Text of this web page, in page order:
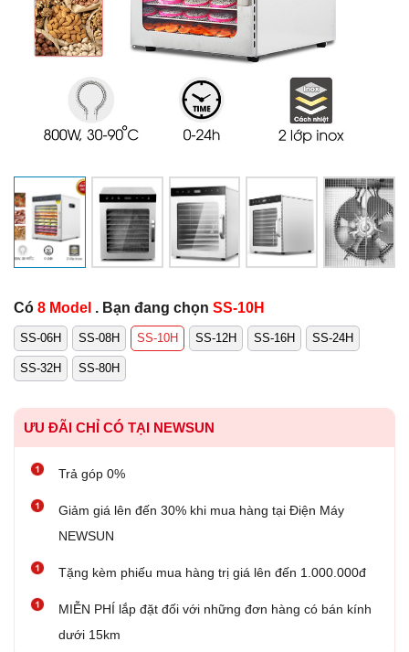
Có 8 Model . Bạn đang chọn SS-10H
SS-06H SS-08H SS-10H SS-12H SS-16H SS-24H
SS-32H SS-80H
ƯU ĐÃI CHỈ CÓ TẠI NEWSUN
Trả góp 0%
Giảm giá lên đến 30% khi mua hàng tại Điện Máy
NEWSUN
Tặng kèm phiếu mua hàng trị giá lên đến 1.000.000đ
MIỄN PHÍ lắp đặt đối với những đơn hàng có bán kính
dưới 15km